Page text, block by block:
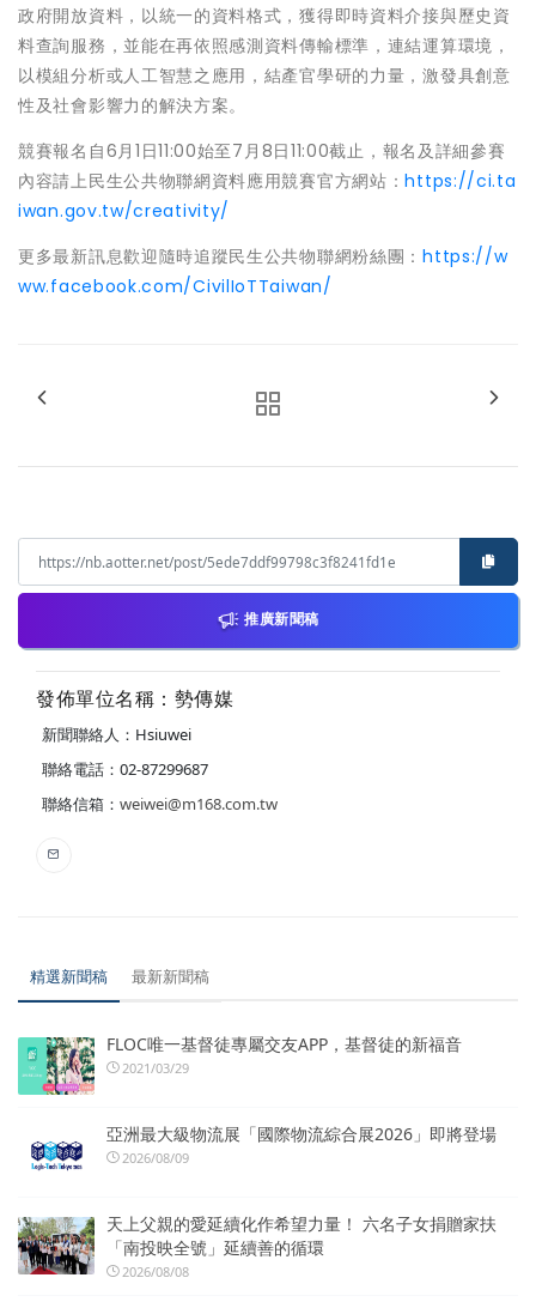
政府開放資料，以統一的資料格式，獲得即時資料介接與歷史資
料查詢服務，並能在再依照感測資料傳輸標準，連結運算環境，
以模組分析或人工智慧之應用，結產官學研的力量，激發具創意
性及社會影響力的解決方案。
競賽報名自6月1日11:00始至7月8日11:00截止，報名及詳細參賽
內容請上民生公共物聯網資料應用競賽官方網站：https://ci.ta
iwan.gov.tw/creativity/
更多最新訊息歡迎隨時追蹤民生公共物聯網粉絲團：https://w
ww.facebook.com/CivilIoTTaiwan/
推廣新聞稿
發佈單位名稱：勢傳媒
新聞聯絡人：Hsiuwei
聯絡電話：02-87299687
聯絡信箱： weiwei@m168.com.tw
精選新聞稿 最新新聞稿
FLOC唯一基督徒專屬交友APP，基督徒的新福音
2021/03/29
亞洲最大級物流展「國際物流綜合展2026」即將登場
2026/08/09
天上父親的愛延續化作希望力量！ 六名子女捐贈家扶
「南投映全號」延續善的循環
2026/08/08